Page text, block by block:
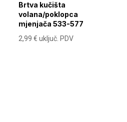
Brtva kučišta
volana/poklopca
mjenjača 533-577
2,99€ uključ. PDV